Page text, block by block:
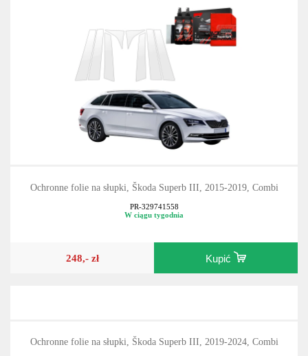
Ochronne folie na słupki, Škoda Superb III, 2015-2019, Combi
PR-329741558
W ciągu tygodnia
248,- zł Kupić
Ochronne folie na słupki, Škoda Superb III, 2019-2024, Combi